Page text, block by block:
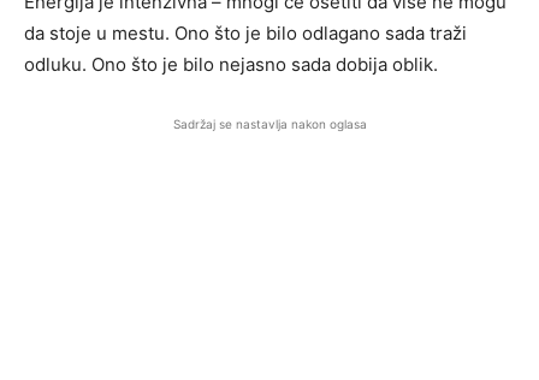
da stoje u mestu. Ono što je bilo odlagano sada traži
odluku. Ono što je bilo nejasno sada dobija oblik.
Sadržaj se nastavlja nakon oglasa